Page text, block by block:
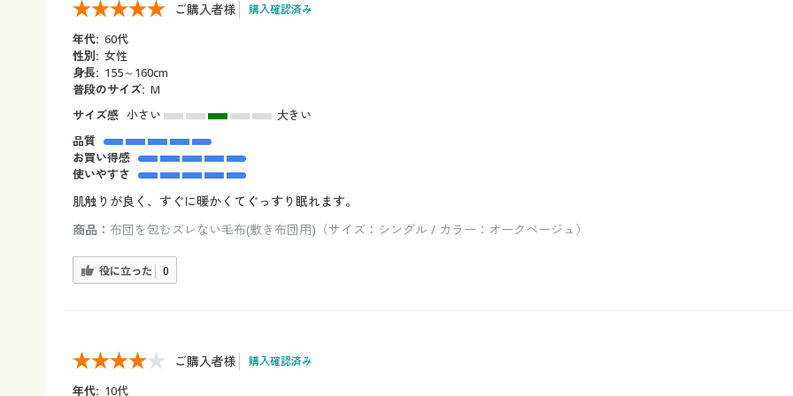
ご購入者様 購入確認済み
年代: 60代
性別: 女性
身長: 155～160cm
普段のサイズ: M
サイズ感 小さい
大きい
品質
お買い得感
使いやすさ
肌触りが良く、すぐに暖かくてぐっすり眠れます。
商品： 布団を包むズレない毛布(敷き布団用)（サイズ：シングル / カラー：オークベージュ）
役に立った 0
ご購入者様 購入確認済み
年代: 10代